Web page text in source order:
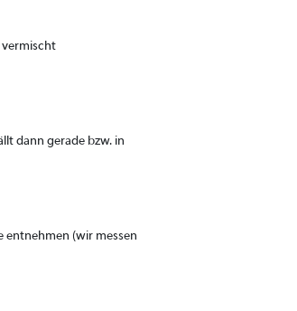
vermischt
dann gerade bzw. in
entnehmen (wir messen